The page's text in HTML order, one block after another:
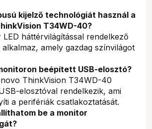
kijelző technológiát használ a
T34WD-40?
háttérvilágítással rendelkező
amely gazdag színvilágot
beépített USB-elosztó?
ThinkVision T34WD-40
elosztóval rendelkezik, ami
a perifériák csatlakoztatását.
be a monitor